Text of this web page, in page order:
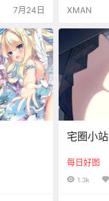
7月24日 XMAN
宅圈小站
每日好图
1.3k